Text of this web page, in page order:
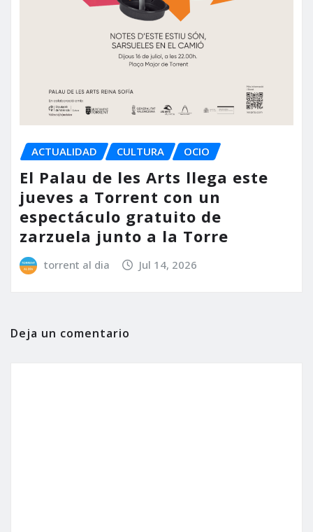
ACTUALIDAD CULTURA OCIO
El Palau de les Arts llega este
jueves a Torrent con un
espectáculo gratuito de
zarzuela junto a la Torre
torrent al dia Jul 14, 2026
Deja un comentario